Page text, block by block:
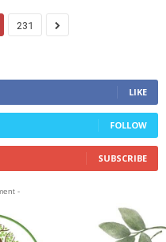
231
LIKE
FOLLOW
SUBSCRIBE
-